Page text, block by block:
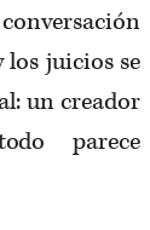
juicios se
un creador
parece